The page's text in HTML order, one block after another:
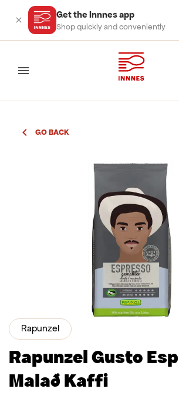
Get the Innnes app
Shop quickly and conveniently
valmynd
GO BACK
Rapunzel
Rapunzel Gusto
Malað Kaffi